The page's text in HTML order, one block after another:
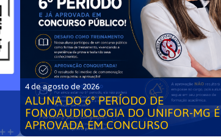
4 de agosto de 2026
ALUNA DO 6° PERÍODO DE
FONOAUDIOLOGIA DO UNIFOR-MG É
APROVADA EM CONCURSO